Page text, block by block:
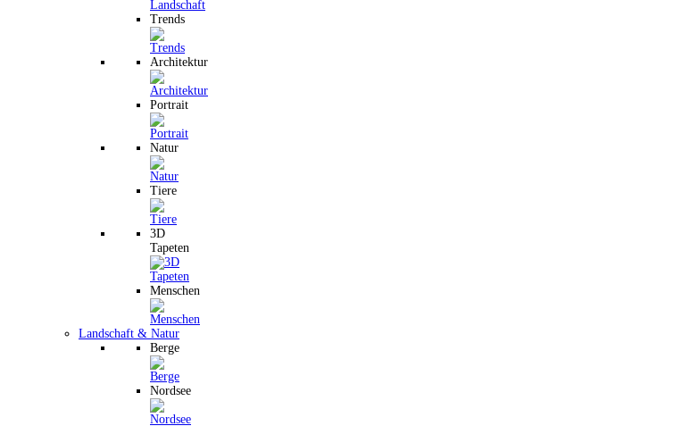
Trends
Architektur
Portrait
Natur
Tiere
3D
Tapeten
Menschen
Landschaft & Natur
Berge
Nordsee